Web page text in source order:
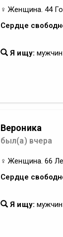
♀ Женщина. 44
Сердце
Я ищу:
Вероника
был(а) вчера
♀ Женщина. 66
Сердце
Я ищу: